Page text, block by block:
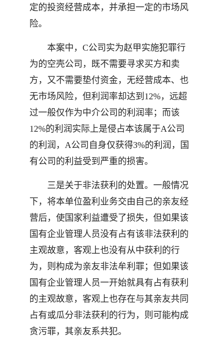
定的投资经营成本，并承担一定的市场风
险。
本案中，C公司实为赵甲实施犯罪行
为的空壳公司，既不需要寻求买方和卖
方，又不需要垫付资金，无经营成本、也
无市场风险，但利润率却达到12%，远超
过一般仅作为中介公司的利润率；而该
12%的利润实际上是侵占本该属于A公司
的利润，A公司自身仅获得3%的利润，国
有公司的利益受到严重的损害。
三是关于非法获利的处置。一般情况
下，将本单位盈利业务交由自己的亲友经
营后，使国家利益遭受了损失，但如果该
国有企业管理人员没有占有该非法获利的
主观故意，客观上也没有从中获利的行
为，则构成为亲友非法牟利罪；但如果该
国有企业管理人员一开始就具有占有获利
的主观故意，客观上也存在与其亲友共同
占有或瓜分非法获利的行为，则可能构成
贪污罪，其亲友系共犯。